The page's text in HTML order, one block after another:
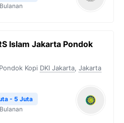
Bulanan
Islam Jakarta Pondok
Kopi DKI Jakarta, Jakarta
- 5 Juta
Bulanan